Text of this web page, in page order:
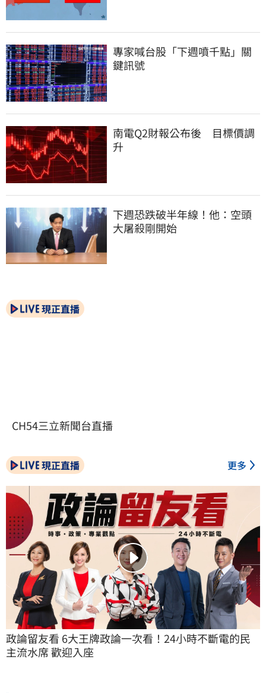
專家喊台股「下週噴千點」關
鍵訊號
南電Q2財報公布後　目標價調
升
下週恐跌破半年線！他：空頭
大屠殺剛開始
現正直播
CH54三立新聞台直播
現正直播 更多
政論留友看 6大王牌政論一次看！24小時不斷電的民
主流水席 歡迎入座